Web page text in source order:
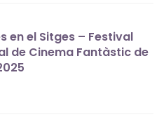
en el Sitges – Festival
de Cinema Fantàstic de